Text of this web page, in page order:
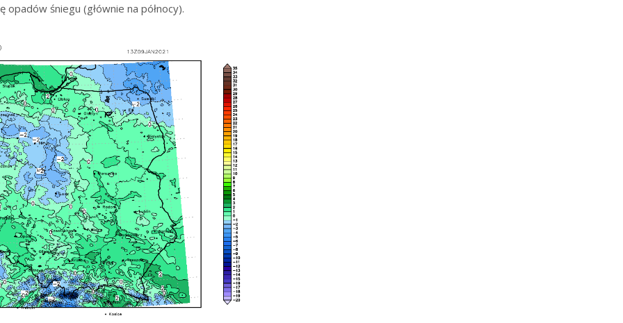
opadów śniegu (głównie na północy).